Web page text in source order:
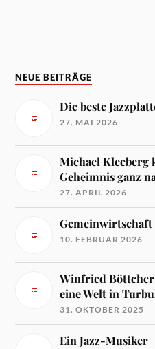
NEUE BEITRÄGE
Die beste
27. MAI 2026
Michael Kleeberg
Geheimnis ganz
27. APRIL 2026
Gemeinwirtschaft
10. FEBRUAR 2026
Winfried
eine Welt in
31. OKTOBER 2025
Ein Jazz-Musiker